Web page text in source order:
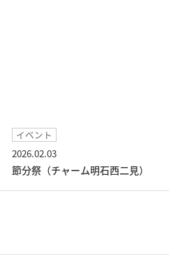
外出イベント
2026.01.11
初詣（チャーム明石西二見）